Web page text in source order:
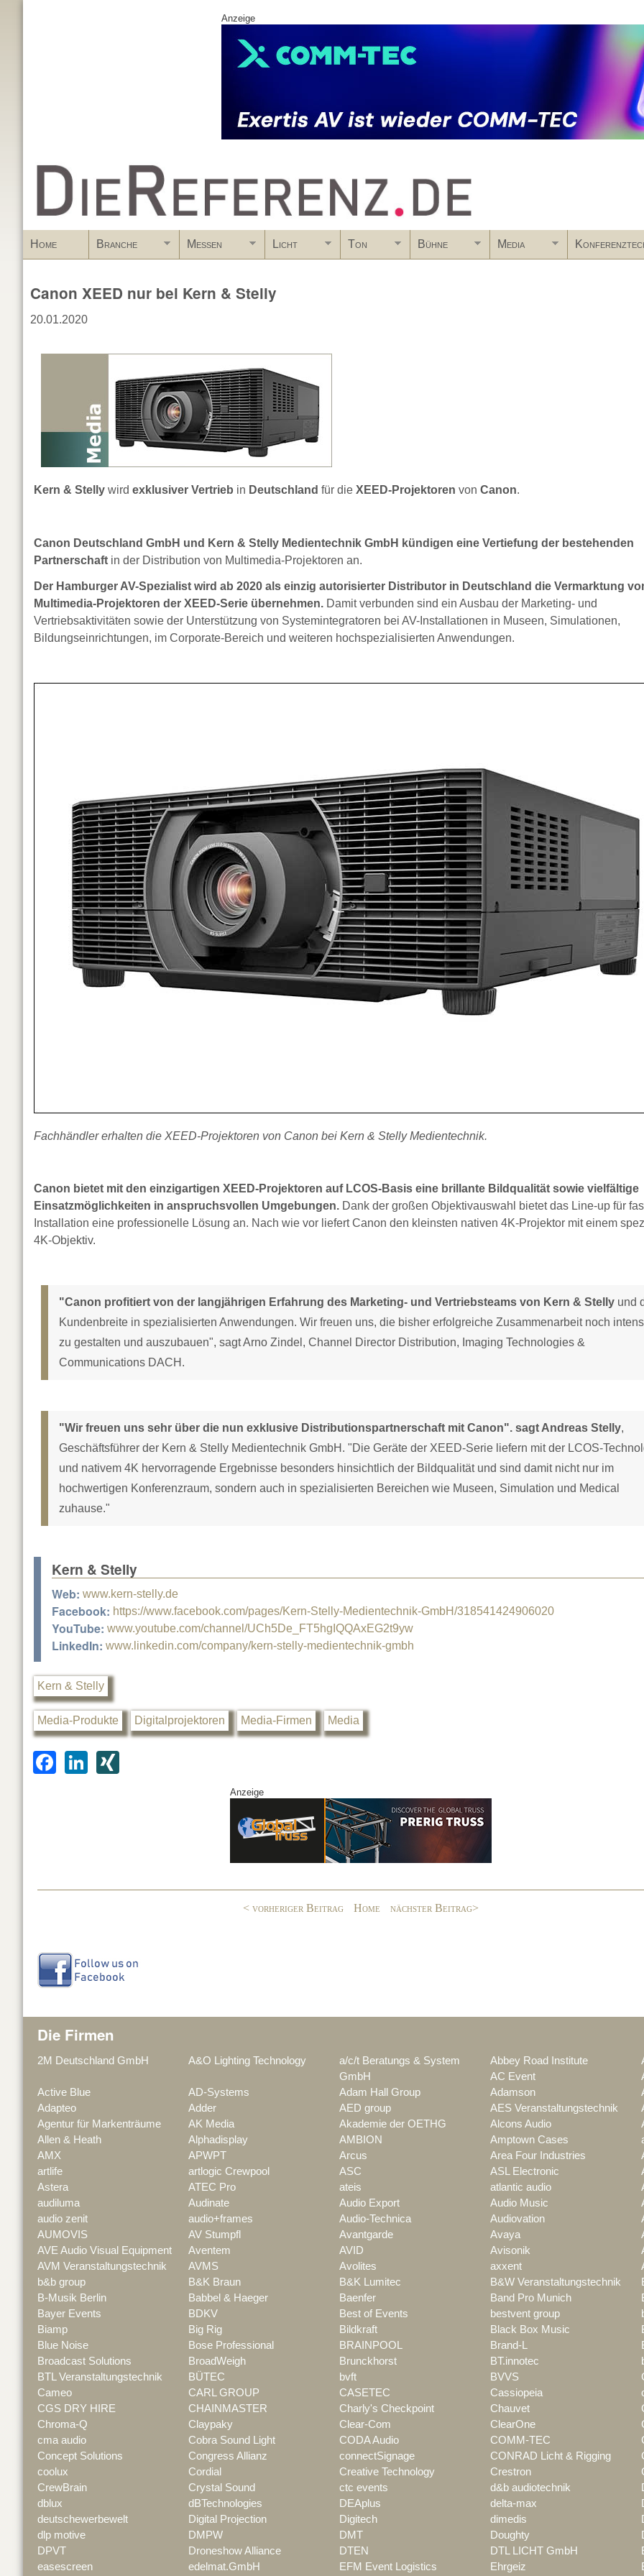
Anzeige
www.DieReferenz.de
Home Branche Messen Licht Ton Bühne Media
Canon XEED nur bei Kern & Stelly
20.01.2020
Kern & Stelly wird exklusiver Vertrieb in Deutschland für die XEED-Projektoren von Canon.
Canon Deutschland GmbH und Kern & Stelly Medientechnik GmbH kündigen eine Vertiefung der bestehenden
Partnerschaft in der Distribution von Multimedia-Projektoren an.
Der Hamburger AV-Spezialist wird ab 2020 als einzig autorisierter Distributor in Deutschland die Vermarktung
Multimedia-Projektoren der XEED-Serie übernehmen. Damit verbunden sind ein Ausbau der Marketing- und
Vertriebsaktivitäten sowie der Unterstützung von Systemintegratoren bei AV-Installationen in Museen, Simulationen,
Bildungseinrichtungen, im Corporate-Bereich und weiteren hochspezialisierten Anwendungen.
Fachhändler erhalten die XEED-Projektoren von Canon bei Kern & Stelly Medientechnik.
Canon bietet mit den einzigartigen XEED-Projektoren auf LCOS-Basis eine brillante Bildqualität sowie vielfältige
Einsatzmöglichkeiten in anspruchsvollen Umgebungen. Dank der großen Objektivauswahl bietet das Line-up für
Installation eine professionelle Lösung an. Nach wie vor liefert Canon den kleinsten nativen 4K-Projektor mit einem
4K-Objektiv.
"Canon profitiert von der langjährigen Erfahrung des Marketing- und Vertriebsteams von Kern & Stelly und
Kundenbreite in spezialisierten Anwendungen. Wir freuen uns, die bisher erfolgreiche Zusammenarbeit noch
zu gestalten und auszubauen", sagt Arno Zindel, Channel Director Distribution, Imaging Technologies &
Communications DACH.
"Wir freuen uns sehr über die nun exklusive Distributionspartnerschaft mit Canon". sagt Andreas Stelly,
Geschäftsführer der Kern & Stelly Medientechnik GmbH. "Die Geräte der XEED-Serie liefern mit der LCOS-
und nativem 4K hervorragende Ergebnisse besonders hinsichtlich der Bildqualität und sind damit nicht nur im
hochwertigen Konferenzraum, sondern auch in spezialisierten Bereichen wie Museen, Simulation und Medical
zuhause."
Kern & Stelly
Web: www.kern-stelly.de
Facebook: https://www.facebook.com/pages/Kern-Stelly-Medientechnik-GmbH/318541424906020
YouTube: www.youtube.com/channel/UCh5De_FT5hgIQQAxEG2t9yw
LinkedIn: www.linkedin.com/company/kern-stelly-medientechnik-gmbh
Kern & Stelly
Media-Produkte Digitalprojektoren Media-Firmen Media
F
o
Li
Anzeige
< vorheriger Beitrag Home nächster Beitrag>
Die Firmen
2M Deutschland GmbH A&O Lighting Technology
a/c/t Beratungs & System
GmbH
Abbey Road Institute
AC Event
Active Blue
AD-Systems Adam Hall Group Adamson
Adapteo
Adder AED group AES Veranstaltungstechnik
Agentur für Markenträume
AK Media Akademie der OETHG Alcons Audio
Allen & Heath
Alphadisplay AMBION Amptown Cases
AMX
APWPT Arcus Area Four Industries
artlife
artlogic Crewpool ASC ASL Electronic
Astera
ATEC Pro ateis atlantic audio
audiluma
Audinate Audio Export Audio Music
audio zenit
audio+frames Audio-Technica Audiovation
AUMOVIS
AV Stumpfl Avantgarde Avaya
AVE Audio Visual Equipment
Aventem AVID Avisonik
AVM Veranstaltungstechnik
AVMS Avolites axxent
b&b group
B&K Braun B&K Lumitec B&W Veranstaltungstechnik
B-Musik Berlin
Babbel & Haeger Baenfer Band Pro Munich
Bayer Events
BDKV Best of Events bestvent group
Biamp
Big Rig Bildkraft Black Box Music
Blue Noise
Bose Professional BRAINPOOL Brand-L
Broadcast Solutions
BroadWeigh Brunckhorst BT.innotec
BTL Veranstaltungstechnik
BÜTEC bvft BVVS
Cameo
CARL GROUP CASETEC Cassiopeia
CGS DRY HIRE
CHAINMASTER Charly's Checkpoint Chauvet
Chroma-Q
Claypaky Clear-Com ClearOne
cma audio
Cobra Sound Light CODA Audio COMM-TEC
Concept Solutions
Congress Allianz connectSignage CONRAD Licht & Rigging
coolux
Cordial Creative Technology Crestron
CrewBrain
Crystal Sound ctc events d&b audiotechnik
dblux
dBTechnologies DEAplus delta-max
deutschewerbewelt
Digital Projection Digitech dimedis
dlp motive
DMPW DMT Doughty
DPVT
Droneshow Alliance DTEN DTL LICHT GmbH
easescreen
edelmat.GmbH EFM Event Logistics Ehrgeiz